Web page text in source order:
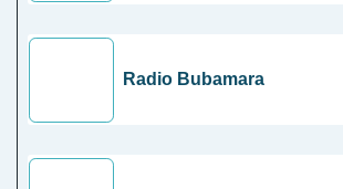
Radio Bubamara